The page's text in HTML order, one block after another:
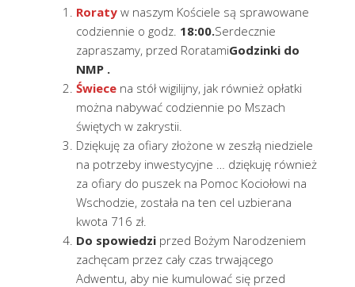
Roraty w naszym Kościele są sprawowane
codziennie o godz. 18:00.Serdecznie
zapraszamy, przed RoratamiGodzinki do
NMP .
Świece na stół wigilijny, jak również opłatki
można nabywać codziennie po Mszach
świętych w zakrystii.
Dziękuję za ofiary złożone w zeszłą niedziele
na potrzeby inwestycyjne … dziękuję również
za ofiary do puszek na Pomoc Kociołowi na
Wschodzie, została na ten cel uzbierana
kwota 716 zł.
Do spowiedzi przed Bożym Narodzeniem
zachęcam przez cały czas trwającego
Adwentu, aby nie kumulować się przed